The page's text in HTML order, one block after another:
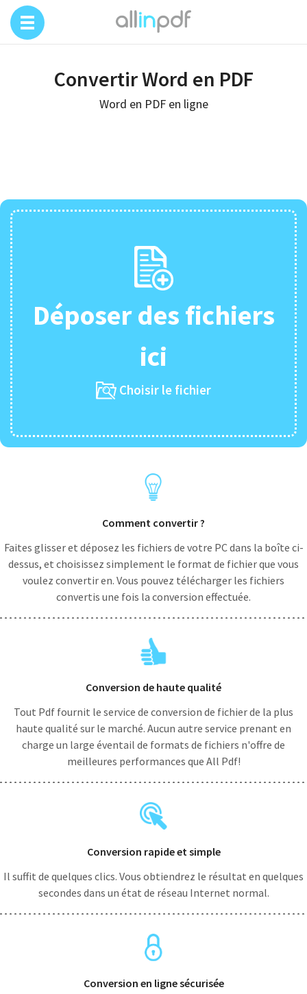
Convertir Word en PDF
Word en PDF en ligne
Déposer des fichiers
ici
Choisir le fichier
Comment convertir ?
Faites glisser et déposez les fichiers de votre PC dans la boîte ci-
dessus, et choisissez simplement le format de fichier que vous
voulez convertir en. Vous pouvez télécharger les fichiers
convertis une fois la conversion effectuée.
Conversion de haute qualité
Tout Pdf fournit le service de conversion de fichier de la plus
haute qualité sur le marché. Aucun autre service prenant en
charge un large éventail de formats de fichiers n'offre de
meilleures performances que All Pdf!
Conversion rapide et simple
Il suffit de quelques clics. Vous obtiendrez le résultat en quelques
secondes dans un état de réseau Internet normal.
Conversion en ligne sécurisée